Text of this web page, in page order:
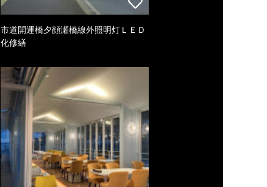
市道開運橋夕顔瀬橋線外照明灯ＬＥＤ
化修繕